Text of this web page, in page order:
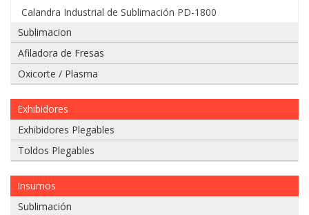
Adjuntar
imágenes
de
Calandra Industrial de Sublimación PD-1800
Sublimacion
Afiladora de Fresas
Oxicorte / Plasma
Exhibidores
Exhibidores Plegables
Toldos Plegables
Insumos
Sublimación